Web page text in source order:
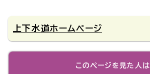
上下水道ホームページ
このページを見た人は